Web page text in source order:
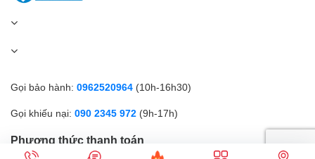
Gọi bảo hành: 0962520964 (10h-16h30)
Gọi khiếu nại: 090 2345 972 (9h-17h)
Phương thức thanh toán